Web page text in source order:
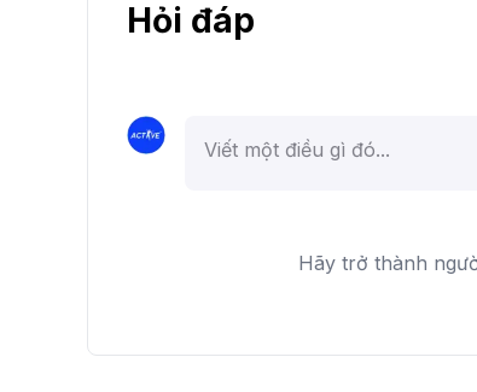
Hỏi đáp
Hãy trở thành